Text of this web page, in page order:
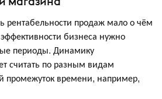
рентабельности продаж мало о чём
бизнеса нужно
периоды. Динамику
считать по разным видам
промежуток времени, например,